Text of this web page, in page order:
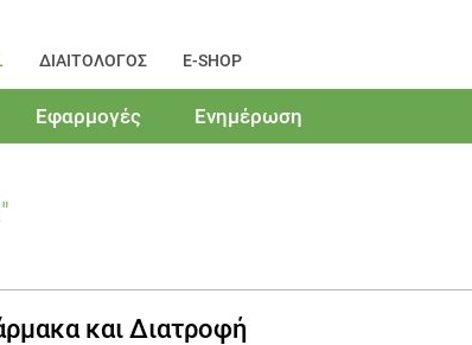
ΔΙΑΙΤΟΛΟΓΟΣ E-SHOP
Εφαρμογές Ενημέρωση
και Διατροφή